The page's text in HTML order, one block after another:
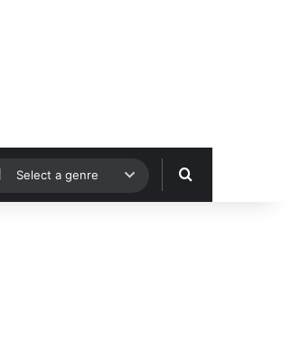
Select a genre Hledat